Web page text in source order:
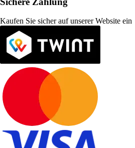
Kaufen Sie sicher auf unserer Website ein